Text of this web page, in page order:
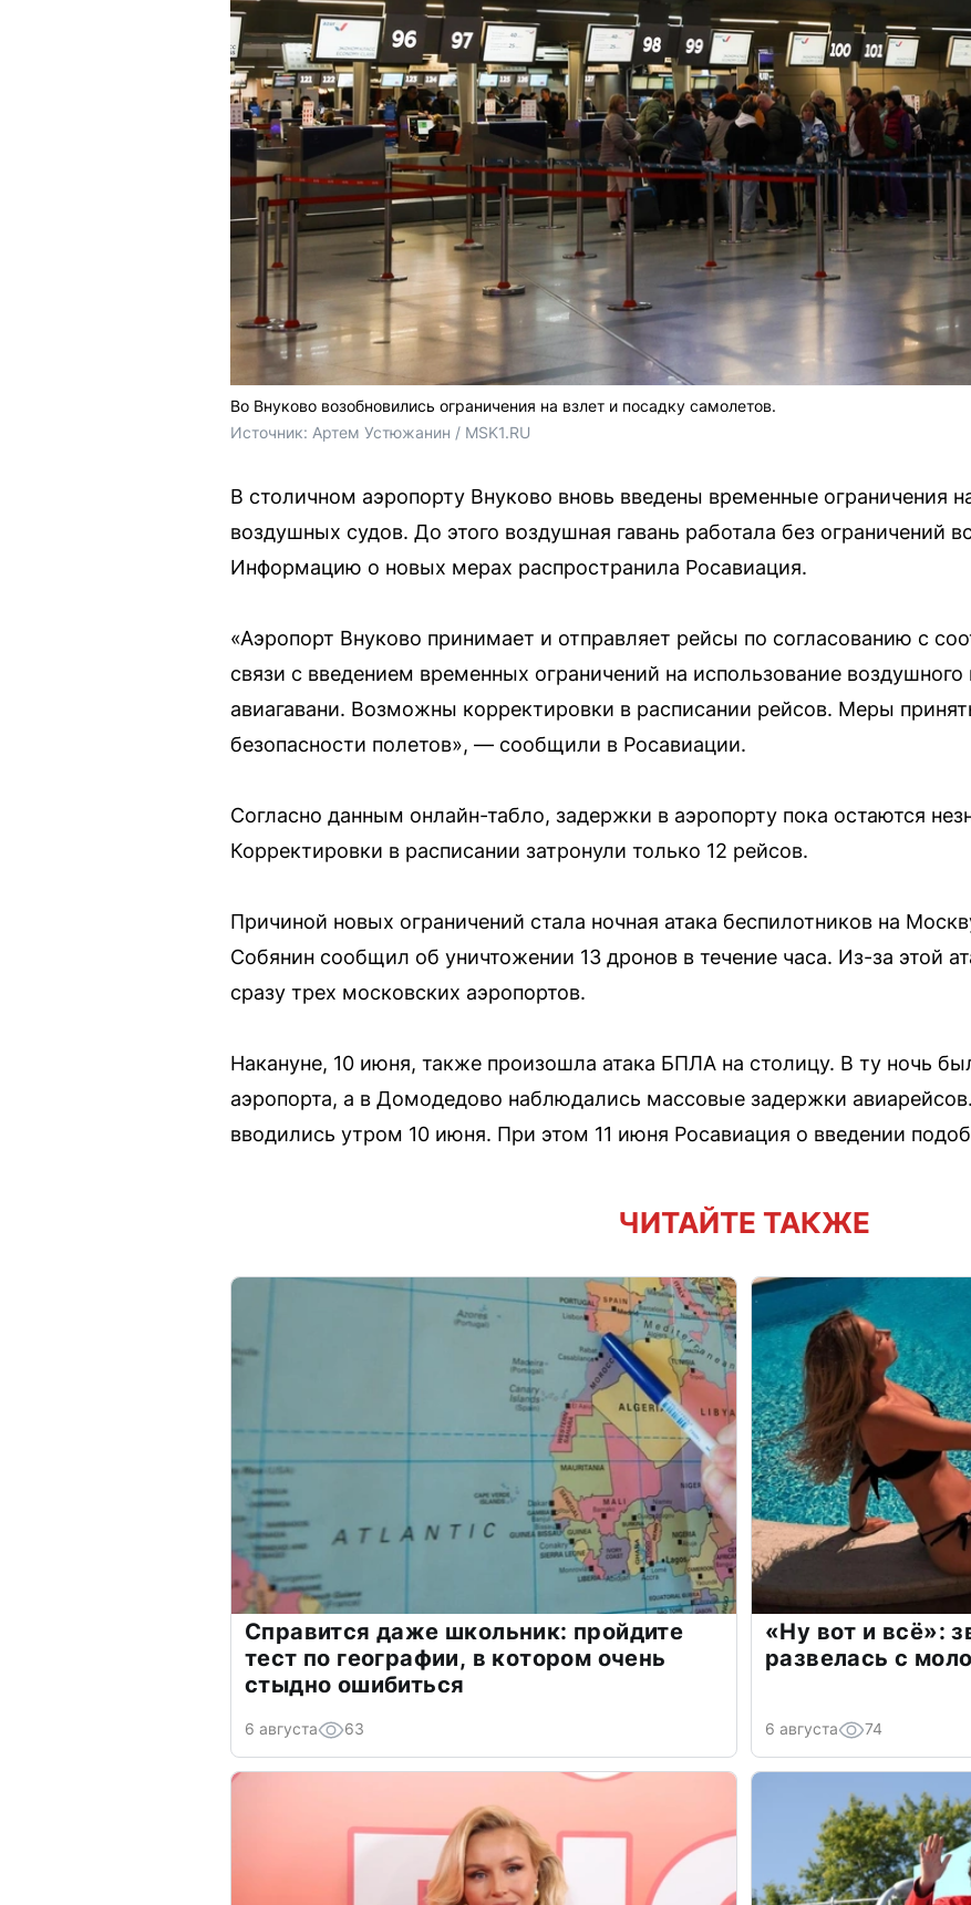
Во Внуково возобновились ограничения на взлет и посадку самолетов.
Источник: Артем Устюжанин / MSK1.RU
В столичном аэропорту Внуково вновь введены временные ограничения
воздушных судов. До этого воздушная гавань работала без ограничений
Информацию о новых мерах распространила Росавиация.
«Аэропорт Внуково принимает и отправляет рейсы по согласованию с
связи с введением временных ограничений на использование воздушного
авиагавани. Возможны корректировки в расписании рейсов. Меры
безопасности полетов», — сообщили в Росавиации.
Согласно данным онлайн-табло, задержки в аэропорту пока остаются
Корректировки в расписании затронули только 12 рейсов.
Причиной новых ограничений стала ночная атака беспилотников на
Собянин сообщил об уничтожении 13 дронов в течение часа. Из-за этой
сразу трех московских аэропортов.
Накануне, 10 июня, также произошла атака БПЛА на столицу. В ту ночь
аэропорта, а в Домодедово наблюдались массовые задержки
вводились утром 10 июня. При этом 11 июня Росавиация о введении
ЧИТАЙТЕ ТАКЖЕ
Справится даже школьник: пройдите
тест по географии, в котором очень
стыдно ошибиться
6 августа 63
«Ну вот и всё»:
развелась с
6 августа 74